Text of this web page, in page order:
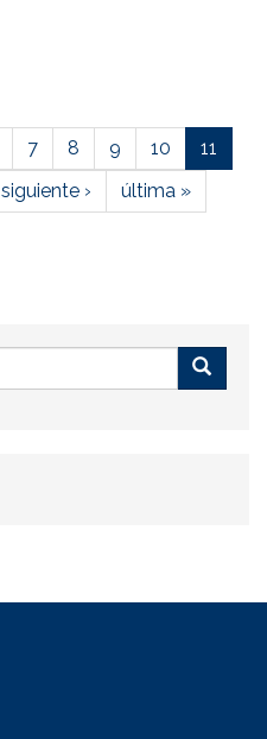
7 8 9 10
11
siguiente › última »